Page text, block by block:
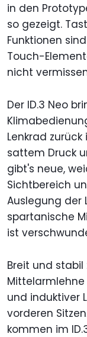
in den
so gezeigt.
Funktionen
Touch-
nicht
Der ID.3 Neo
Lenkrad
sattem Druck
gibt's neue,
Sichtbereich
Auslegung der
spartanische
ist
Breit und
und induktiver
vorderen
kommen im